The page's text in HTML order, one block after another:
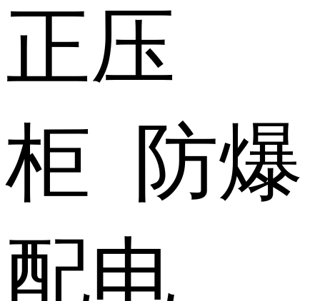
正压
柜 防爆
配电